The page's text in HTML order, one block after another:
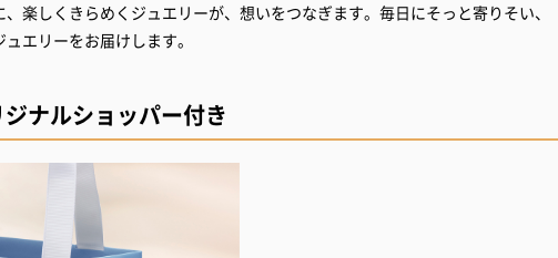
楽しくきらめくジュエリーが、想いをつなぎます。毎日にそっと寄りそい、
エリーをお届けします。
ナルショッパー付き